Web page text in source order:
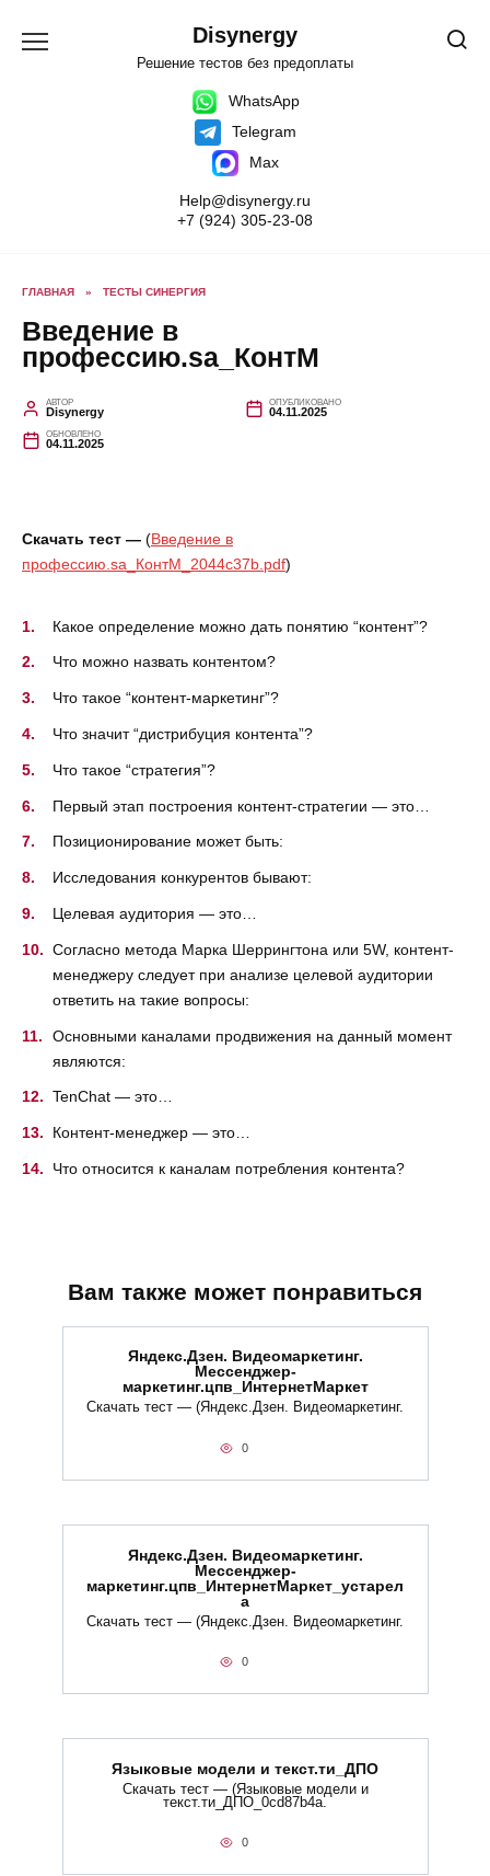
содержанию
Disynergy
Решение тестов без предоплаты
WhatsApp
Telegram
Max
Help@disynergy.ru
+7 (924) 305-23-08
ГЛАВНАЯ » ТЕСТЫ СИНЕРГИЯ
Введение в
профессию.sa_КонтМ
АВТОР
Disynergy
ОПУБЛИКОВАНО
04.11.2025
ОБНОВЛЕНО
04.11.2025
Скачать тест — (Введение в
профессию.sa_КонтМ_2044c37b.pdf)
Какое определение можно дать понятию “контент”?
Что можно назвать контентом?
Что такое “контент-маркетинг”?
Что значит “дистрибуция контента”?
Что такое “стратегия”?
Первый этап построения контент-стратегии — это…
Позиционирование может быть:
Исследования конкурентов бывают:
Целевая аудитория — это…
Согласно метода Марка Шеррингтона или 5W, контент-
менеджеру следует при анализе целевой аудитории
ответить на такие вопросы:
Основными каналами продвижения на данный момент
являются:
TenChat — это…
Контент-менеджер — это…
Что относится к каналам потребления контента?
Вам также может понравиться
Яндекс.Дзен. Видеомаркетинг.
Мессенджер-
маркетинг.цпв_ИнтернетМаркет
Скачать тест — (Яндекс.Дзен. Видеомаркетинг.
0
Яндекс.Дзен. Видеомаркетинг.
Мессенджер-
маркетинг.цпв_ИнтернетМаркет_устарел
а
Скачать тест — (Яндекс.Дзен. Видеомаркетинг.
0
Языковые модели и текст.ти_ДПО
Скачать тест — (Языковые модели и
текст.ти_ДПО_0cd87b4a.
0